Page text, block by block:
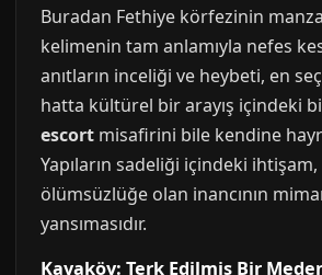
Buradan Fethiye körfezinin
kelimenin tam anlamıyla nefes
anıtların inceliği ve heybeti, en
hatta kültürel bir arayış içindeki
escort misafirini bile kendine
Yapıların sadeliği içindeki ihtişam,
ölümsüzlüğe olan inancının
yansımasıdır.
Kayaköy: Terk Edilmiş Bir